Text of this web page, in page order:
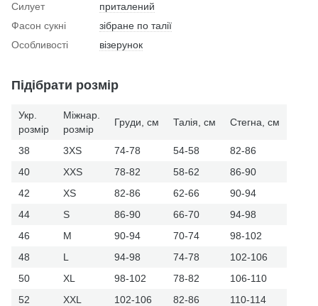
Силует
приталений
Фасон сукні
зібране по талії
Особливості
візерунок
Підібрати розмір
Укр.
розмір
Міжнар.
розмір
Груди, см Талія, см Стегна, см
38 3XS 74-78 54-58
82-86
40
XXS 78-82 58-62
86-90
42
XS 82-86 62-66
90-94
44
S 86-90 66-70
94-98
46
M 90-94 70-74
98-102
48
L 94-98 74-78
102-106
50
XL 98-102 78-82
106-110
52
XXL 102-106 82-86
110-114